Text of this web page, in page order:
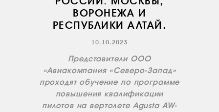
ВОРОНЕЖА И
РЕСПУБЛИКИ АЛТАЙ.
10.10.2023
Представители ООО
«Авиакомпания «Северо-Запад»
проходят обучение по программе
повышения квалификации
пилотов на вертолете Agusta AW-